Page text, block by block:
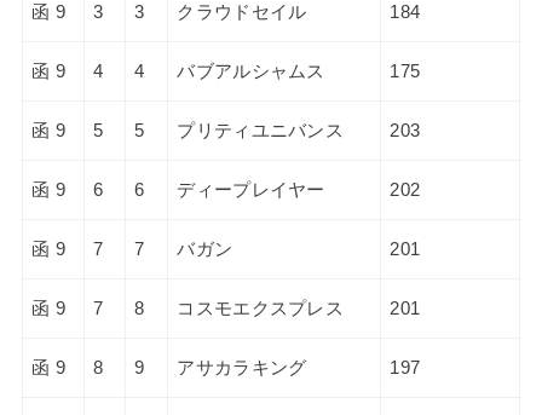
函 9 3 3 クラウドセイル 184
函 9 4 4 バブアルシャムス 175
函 9 5 5 プリティユニバンス 203
函 9 6 6 ディープレイヤー 202
函 9 7 7 バガン 201
函 9 7 8 コスモエクスプレス 201
函 9 8 9 アサカラキング 197